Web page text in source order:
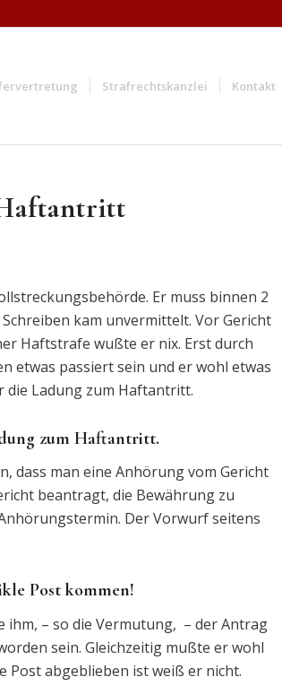
Strafrechtskanzlei Kontakt
Er muss binnen 2
kam unvermittelt. Vor Gericht
Haftstrafe wußte er nix. Erst durch
etwas passiert sein und er wohl etwas
die Ladung zum Haftantritt.
zum Haftantritt.
dass man eine Anhörung vom Gericht
beantragt, die Bewährung zu
Der Vorwurf seitens
Post kommen!
ihm, – so die Vermutung, – der Antrag
sein. Gleichzeitig mußte er wohl
Post abgeblieben ist weiß er nicht.